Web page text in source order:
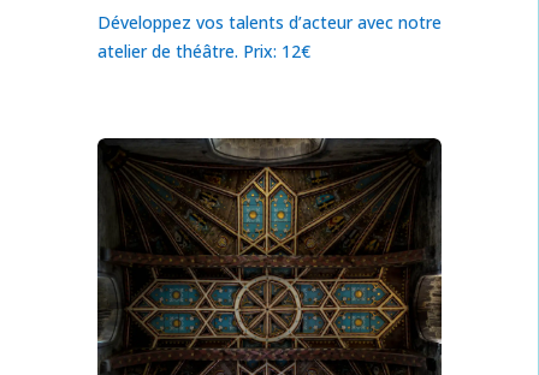
Développez vos talents d’acteur avec notre
atelier de théâtre. Prix: 12€